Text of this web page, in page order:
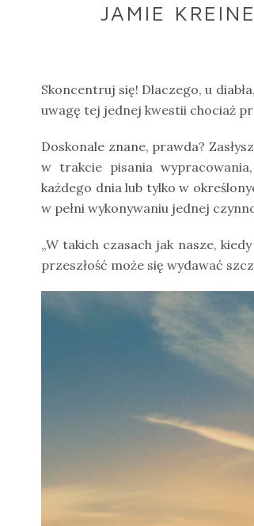
JAMIE
Skoncentruj się! Dlaczego, u
uwagę tej jednej kwestii chociaż
Doskonale znane, prawda?
w trakcie pisania
każdego dnia lub tylko w
w pełni wykonywaniu jednej
„W takich czasach jak nasze,
przeszłość może się wydawać